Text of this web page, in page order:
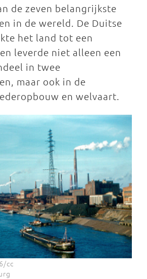
de zeven belangrijkste
in de wereld. De Duitse
het land tot een
leverde niet alleen een
in twee
maar ook in de
en welvaart.
cc